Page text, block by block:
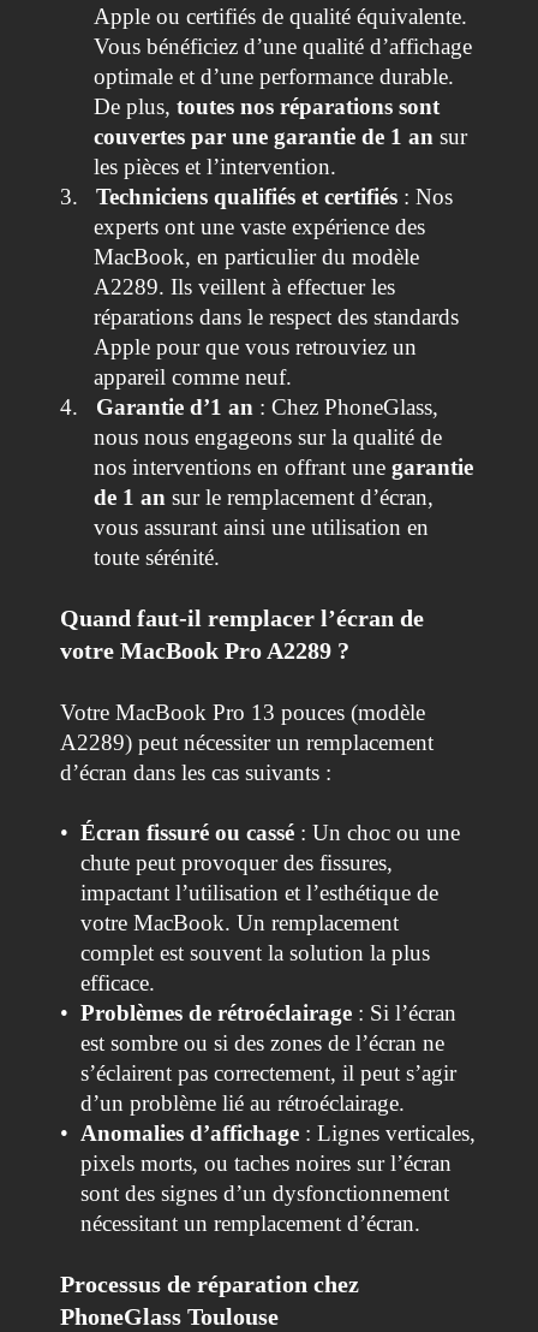
Apple ou certifiés de qualité équivalente.
Vous bénéficiez d’une qualité d’affichage
optimale et d’une performance durable.
De plus, toutes nos réparations sont
couvertes par une garantie de 1 an sur
les pièces et l’intervention.
3. Techniciens qualifiés et certifiés : Nos
experts ont une vaste expérience des
MacBook, en particulier du modèle
A2289. Ils veillent à effectuer les
réparations dans le respect des standards
Apple pour que vous retrouviez un
appareil comme neuf.
4. Garantie d’1 an : Chez PhoneGlass,
nous nous engageons sur la qualité de
nos interventions en offrant une garantie
de 1 an sur le remplacement d’écran,
vous assurant ainsi une utilisation en
toute sérénité.
Quand faut-il remplacer l’écran de
votre MacBook Pro A2289 ?
Votre MacBook Pro 13 pouces (modèle
A2289) peut nécessiter un remplacement
d’écran dans les cas suivants :
• Écran fissuré ou cassé : Un choc ou une
chute peut provoquer des fissures,
impactant l’utilisation et l’esthétique de
votre MacBook. Un remplacement
complet est souvent la solution la plus
efficace.
• Problèmes de rétroéclairage : Si l’écran
est sombre ou si des zones de l’écran ne
s’éclairent pas correctement, il peut s’agir
d’un problème lié au rétroéclairage.
• Anomalies d’affichage : Lignes verticales,
pixels morts, ou taches noires sur l’écran
sont des signes d’un dysfonctionnement
nécessitant un remplacement d’écran.
Processus de réparation chez
PhoneGlass Toulouse